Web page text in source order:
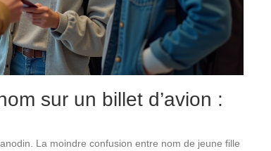
sur un billet d’avion :
La moindre confusion entre nom de jeune fille